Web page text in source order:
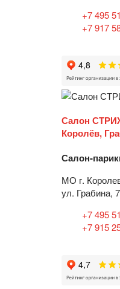
+7 495
+7 917
Салон
Королёв,
Салон-
МО г.
ул. Грабина, 7
+7 495
+7 915